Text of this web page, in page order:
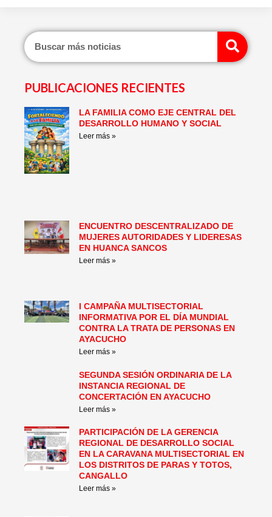
PUBLICACIONES RECIENTES
LA FAMILIA COMO EJE CENTRAL DEL
DESARROLLO HUMANO Y SOCIAL
Leer más »
ENCUENTRO DESCENTRALIZADO DE
MUJERES AUTORIDADES Y LIDERESAS
EN HUANCA SANCOS
Leer más »
I CAMPAÑA MULTISECTORIAL
INFORMATIVA POR EL DÍA MUNDIAL
CONTRA LA TRATA DE PERSONAS EN
AYACUCHO
Leer más »
SEGUNDA SESIÓN ORDINARIA DE LA
INSTANCIA REGIONAL DE
CONCERTACIÓN EN AYACUCHO
Leer más »
PARTICIPACIÓN DE LA GERENCIA
REGIONAL DE DESARROLLO SOCIAL
EN LA CARAVANA MULTISECTORIAL EN
LOS DISTRITOS DE PARAS Y TOTOS,
CANGALLO
Leer más »
PagePagePagePagePagePage